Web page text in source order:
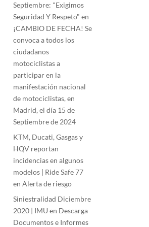
Septiembre: "Exigimos
Seguridad Y Respeto" en
¡CAMBIO DE FECHA! Se
convoca a todos los
ciudadanos
motociclistas a
participar en la
manifestación nacional
de motociclistas, en
Madrid, el día 15 de
Septiembre de 2024
KTM, Ducati, Gasgas y
HQV reportan
incidencias en algunos
modelos | Ride Safe 77
enAlerta de riesgo
Siniestralidad Diciembre
2020 | IMU en Descarga
Documentos e Informes